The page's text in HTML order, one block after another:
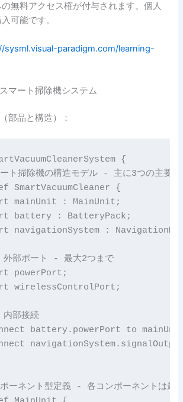
無料アクセス権が付与されます。個人
可能です。
sysml.visual-paradigm.com/learning-
マート掃除機システム
部品と構造）：
{
ト掃除機の構造モデル - 主に3つの主要部
SmartVacuumCleaner {
mainUnit : MainUnit;
battery : BatteryPack;
navigationSystem :
ト - 最大2つまで
powerPort;
wirelessControlPort;
続
battery.powerPort to
ント型定義 - 各コンポーネントは最大